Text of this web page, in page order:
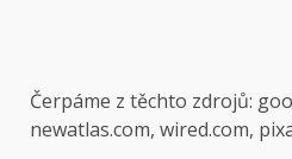
Čerpáme z těchto zdrojů:
newatlas.com, wired.com,